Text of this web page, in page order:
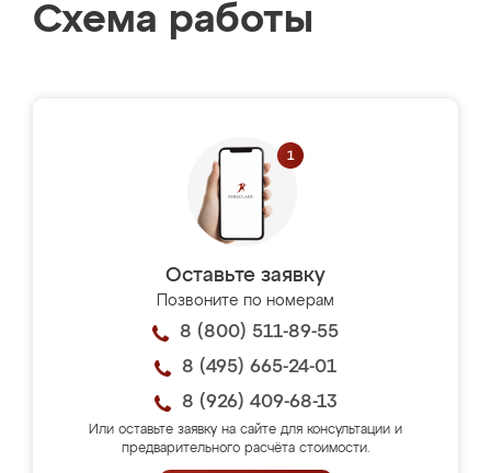
Схема работы
Оставьте заявку
Позвоните по номерам
8 (800) 511-89-55
8 (495) 665-24-01
8 (926) 409-68-13
Или оставьте заявку на сайте для консультации и
предварительного расчёта стоимости.